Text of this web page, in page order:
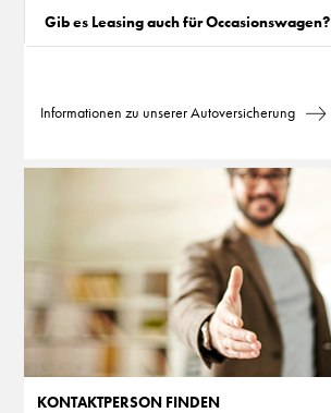
Gib es Leasing auch für Occasionswagen?
Informationen zu unserer Autoversicherung
KONTAKTPERSON FINDEN